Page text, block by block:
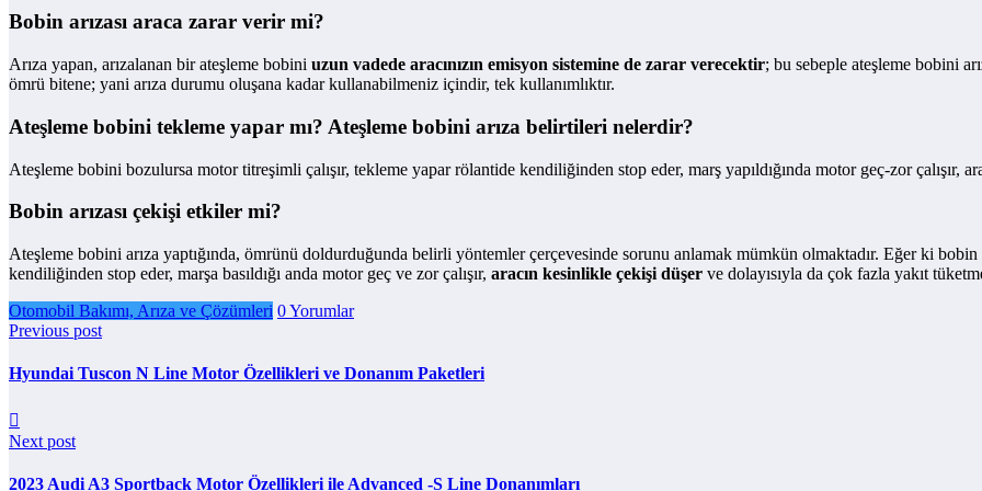
Bobin arızası araca zarar verir mi?
Arıza yapan, arızalanan bir ateşleme bobini uzun vadede aracınızın emisyon sistemine de zarar verecektir; bu sebeple ateşleme bobini
ömrü bitene; yani arıza durumu oluşana kadar kullanabilmeniz içindir, tek kullanımlıktır.
Ateşleme bobini tekleme yapar mı? Ateşleme bobini arıza belirtileri nelerdir?
Ateşleme bobini bozulursa motor titreşimli çalışır, tekleme yapar rölantide kendiliğinden stop eder, marş yapıldığında motor geç-zor çalışır,
Bobin arızası çekişi etkiler mi?
Ateşleme bobini arıza yaptığında, ömrünü doldurduğunda belirli yöntemler çerçevesinde sorunu anlamak mümkün olmaktadır. Eğer ki
kendiliğinden stop eder, marşa basıldığı anda motor geç ve zor çalışır, aracın kesinlikle çekişi düşer ve dolayısıyla da çok fazla yakıt
Otomobil Bakımı, Arıza ve Çözümleri 0 Yorumlar
Previous post
Hyundai Tuscon N Line Motor Özellikleri ve Donanım Paketleri
Next post
2023 Audi A3 Sportback Motor Özellikleri ile Advanced -S Line Donanımları